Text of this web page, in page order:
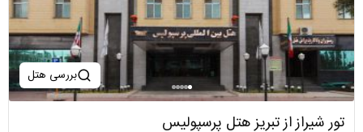
بررسی هتل
تور شیراز از تبریز هتل پرسپولیس